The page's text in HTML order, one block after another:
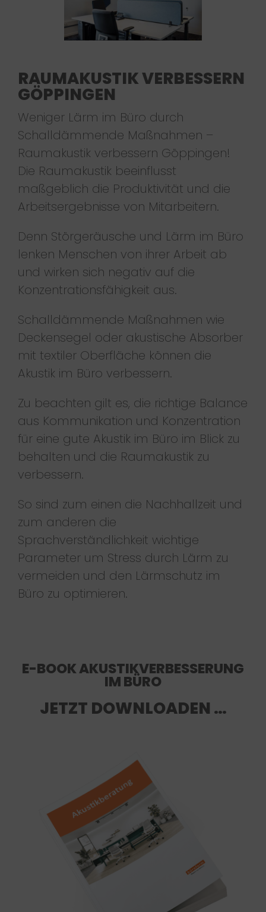
RAUMAKUSTIK VERBESSERN
GÖPPINGEN
Weniger Lärm im Büro durch
Schalldämmende Maßnahmen –
Raumakustik verbessern Göppingen!
Die Raumakustik beeinflusst
maßgeblich die Produktivität und die
Arbeitsergebnisse von Mitarbeitern.
Denn Störgeräusche und Lärm im Büro
lenken Menschen von ihrer Arbeit ab
und wirken sich negativ auf die
Konzentrationsfähigkeit aus.
Schalldämmende Maßnahmen wie
Deckensegel oder akustische Absorber
mit textiler Oberfläche können die
Akustik im Büro verbessern.
Zu beachten gilt es, die richtige Balance
aus Kommunikation und Konzentration
für eine gute Akustik im Büro im Blick zu
behalten und die Raumakustik zu
verbessern.
So sind zum einen die Nachhallzeit und
zum anderen die
Sprachverständlichkeit wichtige
Parameter um Stress durch Lärm zu
vermeiden und den Lärmschutz im
Büro zu optimieren.
E-BOOK AKUSTIKVERBESSERUNG
IM BÜRO
JETZT DOWNLOADEN …